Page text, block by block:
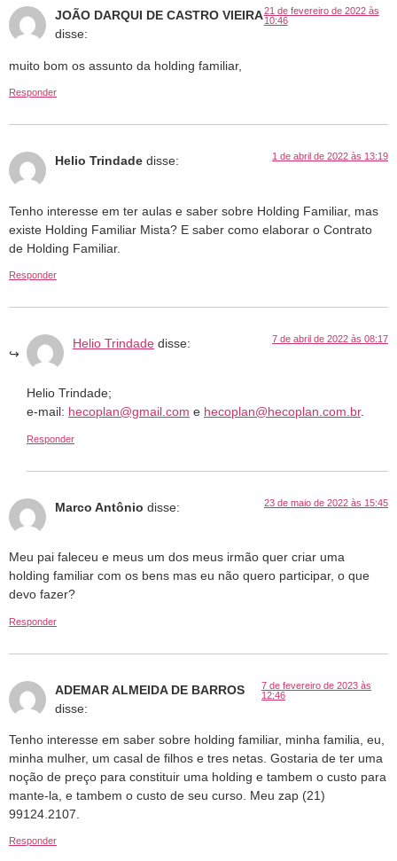
JOÃO DARQUI DE CASTRO VIEIRA
disse:
21 de fevereiro de 2022 às
10:46
muito bom os assunto da holding familiar,
Responder
Helio Trindade disse: 1 de abril de 2022 às 13:19
Tenho interesse em ter aulas e saber sobre Holding Familiar, mas
existe Holding Familiar Mista? E saber como elaborar o Contrato
de Holding Familiar.
Responder
Helio Trindade disse: 7 de abril de 2022 às 08:17
Helio Trindade;
e-mail: hecoplan@gmail.com e hecoplan@hecoplan.com.br.
Responder
Marco Antônio disse: 23 de maio de 2022 às 15:45
Meu pai faleceu e meus um dos meus irmão quer criar uma
holding familiar com os bens mas eu não quero participar, o que
devo fazer?
Responder
ADEMAR ALMEIDA DE BARROS
disse:
7 de fevereiro de 2023 às
12:46
Tenho interesse em saber sobre holding familiar, minha familia, eu,
minha mulher, um casal de filhos e tres netas. Gostaria de ter uma
noção de preço para constituir uma holding e tambem o custo para
mante-la, e tambem o custo de seu curso. Meu zap (21)
99124.2107.
Responder